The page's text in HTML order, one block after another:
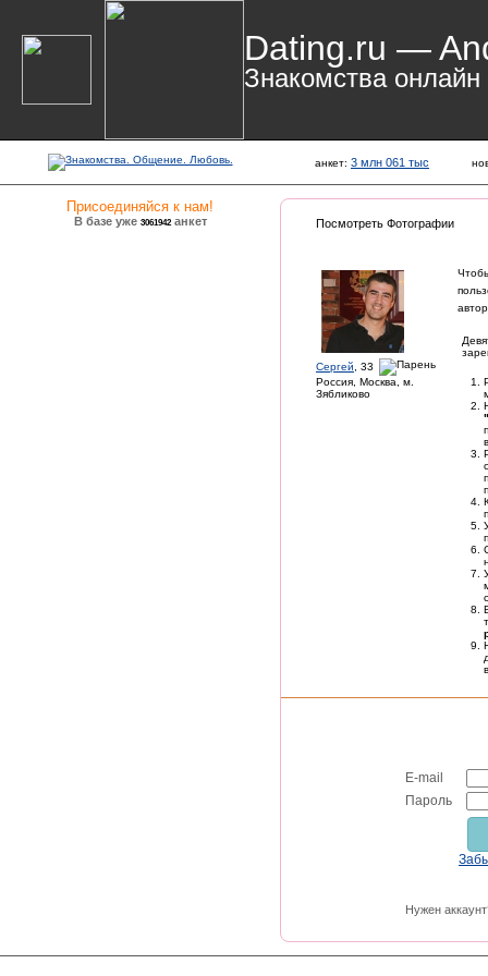
Dating.ru —
Знакомства онлайн
анкет: 3 млн 061 тыс
Присоединяйся к нам!
В базе уже 3061942анкет Посмотреть Фотографии
Сергей , 33
Россия, Москва, м.
Зябликово
E-mail
Пароль
Нужен